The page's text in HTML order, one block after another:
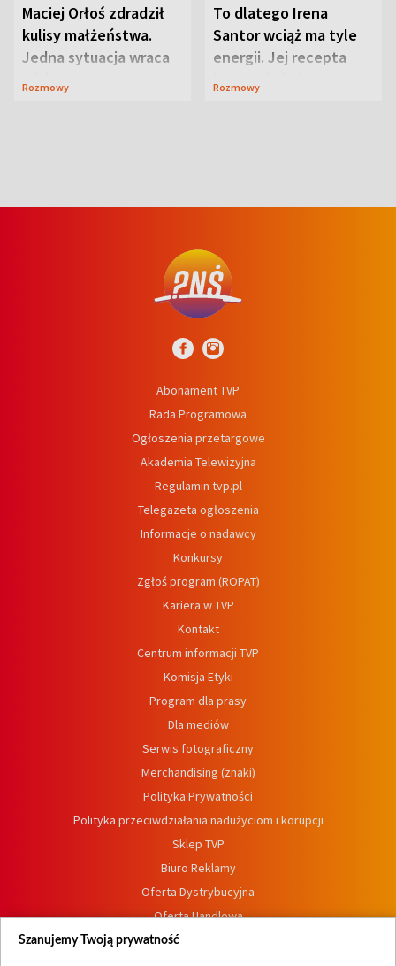
Maciej Orłoś zdradził
kulisy małżeństwa.
Jedna sytuacja wraca
jak bumerang
Rozmowy
To dlatego Irena
Santor wciąż ma tyle
energii. Jej recepta
jest zaskakująco
Rozmowy
Abonament TVP
Rada Programowa
Ogłoszenia przetargowe
Akademia Telewizyjna
Regulamin tvp.pl
Telegazeta ogłoszenia
Informacje o nadawcy
Konkursy
Zgłoś program (ROPAT)
Kariera w TVP
Kontakt
Centrum informacji TVP
Komisja Etyki
Program dla prasy
Dla mediów
Serwis fotograficzny
Merchandising (znaki)
Polityka Prywatności
Polityka przeciwdziałania nadużyciom i korupcji
Sklep TVP
Biuro Reklamy
Oferta Dystrybucyjna
Oferta Handlowa
Dostępność
Szanujemy Twoją prywatność